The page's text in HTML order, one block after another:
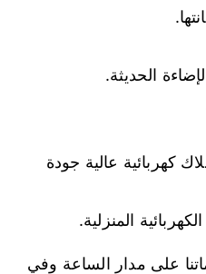
الحديثة.
كهربائية عالية جودة
المنزلية.
على مدار الساعة وفي